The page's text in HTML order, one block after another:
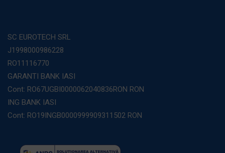
SC EUROTECH SRL
J1998000986228
RO11116770
GARANTI BANK IASI
Cont: RO67UGBI0000062040836RON RON
ING BANK IASI
Cont: RO19INGB0000999909311502 RON